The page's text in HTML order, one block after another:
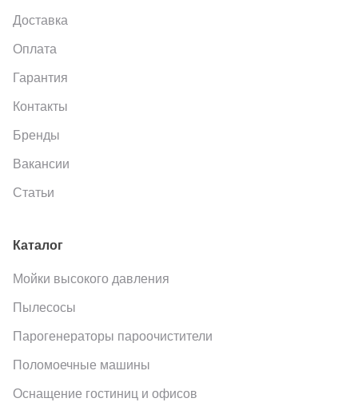
Доставка
Оплата
Гарантия
Контакты
Бренды
Вакансии
Статьи
Каталог
Мойки высокого давления
Пылесосы
Парогенераторы пароочистители
Поломоечные машины
Оснащение гостиниц и офисов